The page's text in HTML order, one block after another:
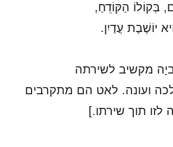
הַקּוֹדֵחַ,
יוֹשֶׁבֶת עֲדַיִן.
מקשיב לשירתה
ועונה. לאט הם מתקרבים
לזו תוך שירתו.]